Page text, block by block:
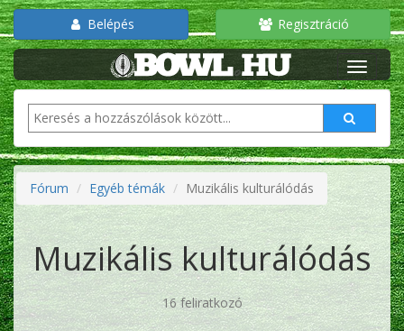
Belépés Regisztráció
Fórum Egyéb témák Muzikális kulturálódás
Muzikális kulturálódás
16 feliratkozó